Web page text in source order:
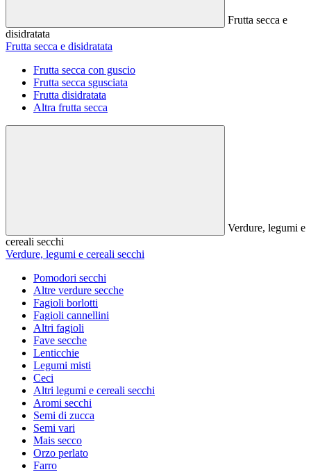
Frutta secca e
disidratata
Frutta secca e disidratata
Frutta secca con guscio
Frutta secca sgusciata
Frutta disidratata
Altra frutta secca
Verdure, legumi e
cereali secchi
Verdure, legumi e cereali secchi
Pomodori secchi
Altre verdure secche
Fagioli borlotti
Fagioli cannellini
Altri fagioli
Fave secche
Lenticchie
Legumi misti
Ceci
Altri legumi e cereali secchi
Aromi secchi
Semi di zucca
Semi vari
Mais secco
Orzo perlato
Farro